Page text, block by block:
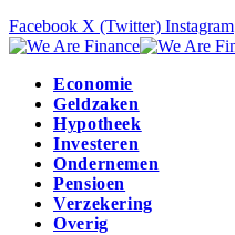
Facebook X (Twitter) Instagram
Economie
Geldzaken
Hypotheek
Investeren
Ondernemen
Pensioen
Verzekering
Overig